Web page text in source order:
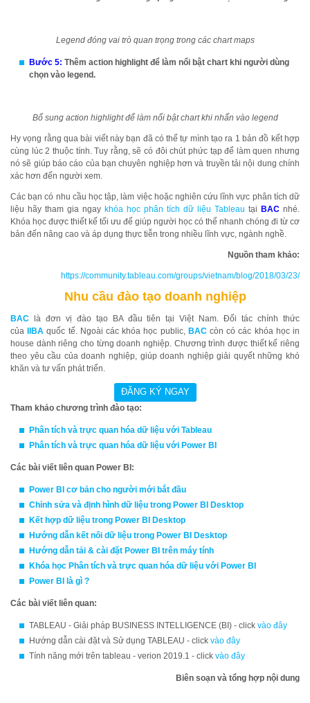
Legend đóng vai trò quan trọng trong các chart maps
Bước 5: Thêm action highlight để làm nổi bật chart khi người dùng
chọn vào legend.
Bổ sung action highlight để làm nổi bật chart khi nhấn vào legend
Hy vọng rằng qua bài viết này bạn đã có thể tự mình tạo ra 1 bản đồ kết hợp
cùng lúc 2 thuộc tính. Tuy rằng, sẽ có đôi chút phức tạp để làm quen nhưng
nó sẽ giúp báo cáo của bạn chuyên nghiệp hơn và truyền tải nội dung chính
xác hơn đến người xem.
Các bạn có nhu cầu học tập, làm việc hoặc nghiên cứu lĩnh vực phân tích dữ
liệu hãy tham gia ngay khóa học phân tích dữ liệu Tableau tại BAC nhé.
Khóa học được thiết kế tối ưu để giúp người học có thể nhanh chóng đi từ cơ
bản đến nâng cao và áp dụng thực tiễn trong nhiều lĩnh vực, ngành nghề.
Nguồn tham khảo:
https://community.tableau.com/groups/vietnam/blog/2018/03/23/
Nhu cầu đào tạo doanh nghiệp
BAC là đơn vị đào tạo BA đầu tiên tại Việt Nam. Đối tác chính thức
của
IIBA quốc tế. Ngoài các khóa học public, BACcòn có các khóa học in
house dành riêng cho từng doanh nghiệp. Chương trình được thiết kế riêng
theo yêu cầu của doanh nghiệp, giúp doanh nghiệp giải quyết những khó
khăn và tư vấn phát triển.
Tham khảo chương trình đào tạo:
Phân tích và trực quan hóa dữ liệu với Tableau
Phân tích và trực quan hóa dữ liệu với Power BI
Các bài viết liên quan Power BI:
Power BI cơ bản cho người mới bắt đầu
Chỉnh sửa và định hình dữ liệu trong Power BI Desktop
Kết hợp dữ liệu trong Power BI Desktop
Hướng dẫn kết nối dữ liệu trong Power BI Desktop
Hướng dẫn tải & cài đặt Power BI trên máy tính
Khóa học Phân tích và trực quan hóa dữ liệu với Power BI
Power BI là gì ?
Các bài viết liên quan:
TABLEAU - Giải pháp BUSINESS INTELLIGENCE (BI) - click vào đây
Hướng dẫn cài đặt và Sử dụng TABLEAU - click vào đây
Tính năng mới trên tableau - verion 2019.1 - click vào đây
Biên soạn và tổng hợp nội dung